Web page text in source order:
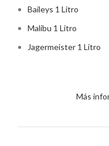
Baileys 1 Litro
Malibu 1 Litro
Jagermeister 1 Litro
Más